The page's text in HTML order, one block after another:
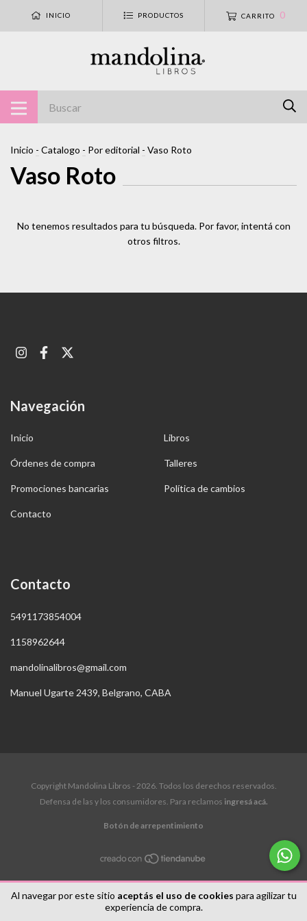
INICIO PRODUCTOS CARRITO 0
Al navegar por este sitio aceptás el uso de cookies para agilizar tu
experiencia de compra.
Inicio - Catalogo - Por editorial - Vaso Roto
Vaso Roto
No tenemos resultados para tu búsqueda. Por favor, intentá con
otros filtros.
Navegación
Inicio Libros
Órdenes de compra Talleres
Promociones bancarias Política de cambios
Contacto
Contacto
5491173854004
1158962644
mandolinalibros@gmail.com
Manuel Ugarte 2439, Belgrano, CABA
Copyright Mandolina Libros - 2026. Todos los derechos reservados.
Defensa de las y los consumidores. Para reclamos ingresá acá.
Botón de arrepentimiento